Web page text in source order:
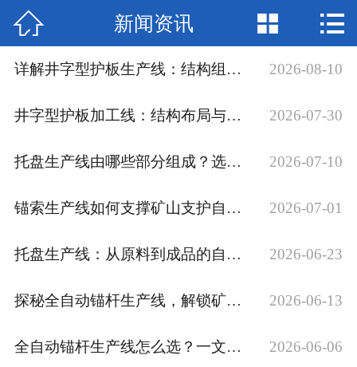
网站首页
视频展示
联系我们
 新闻资讯  
详解井字型护板生产线：结构组成及应用适用场景 2026-08-10
井字型护板加工线：结构布局与运行流程详解 2026-07-30
托盘生产线由哪些部分组成？选型看这里 2026-07-10
锚索生产线如何支撑矿山支护自动化？ 2026-07-01
托盘生产线：从原料到成品的自动化制造全解 2026-06-23
探秘全自动锚杆生产线，解锁矿山支护新方案！ 2026-06-13
全自动锚杆生产线怎么选？一文讲透 2026-06-06